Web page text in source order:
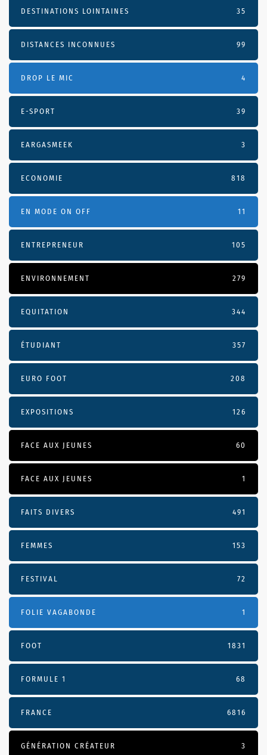
DESTINATIONS LOINTAINES 35
DISTANCES INCONNUES 99
DROP LE MIC 4
E-SPORT 39
EARGASMEEK 3
ECONOMIE 818
EN MODE ON OFF 11
ENTREPRENEUR 105
ENVIRONNEMENT 279
EQUITATION 344
ÉTUDIANT 357
EURO FOOT 208
EXPOSITIONS 126
FACE AUX JEUNES 60
FACE AUX JEUNES 1
FAITS DIVERS 491
FEMMES 153
FESTIVAL 72
FOLIE VAGABONDE 1
FOOT 1831
FORMULE 1 68
FRANCE 6816
GÉNÉRATION CRÉATEUR 3